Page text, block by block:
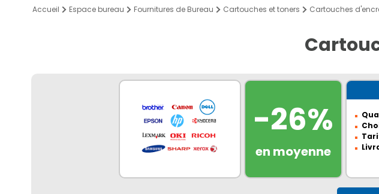
Accueil Espace bureau Fournitures de Bureau Cartouches et toners Cartouches
-26%
en moyenne